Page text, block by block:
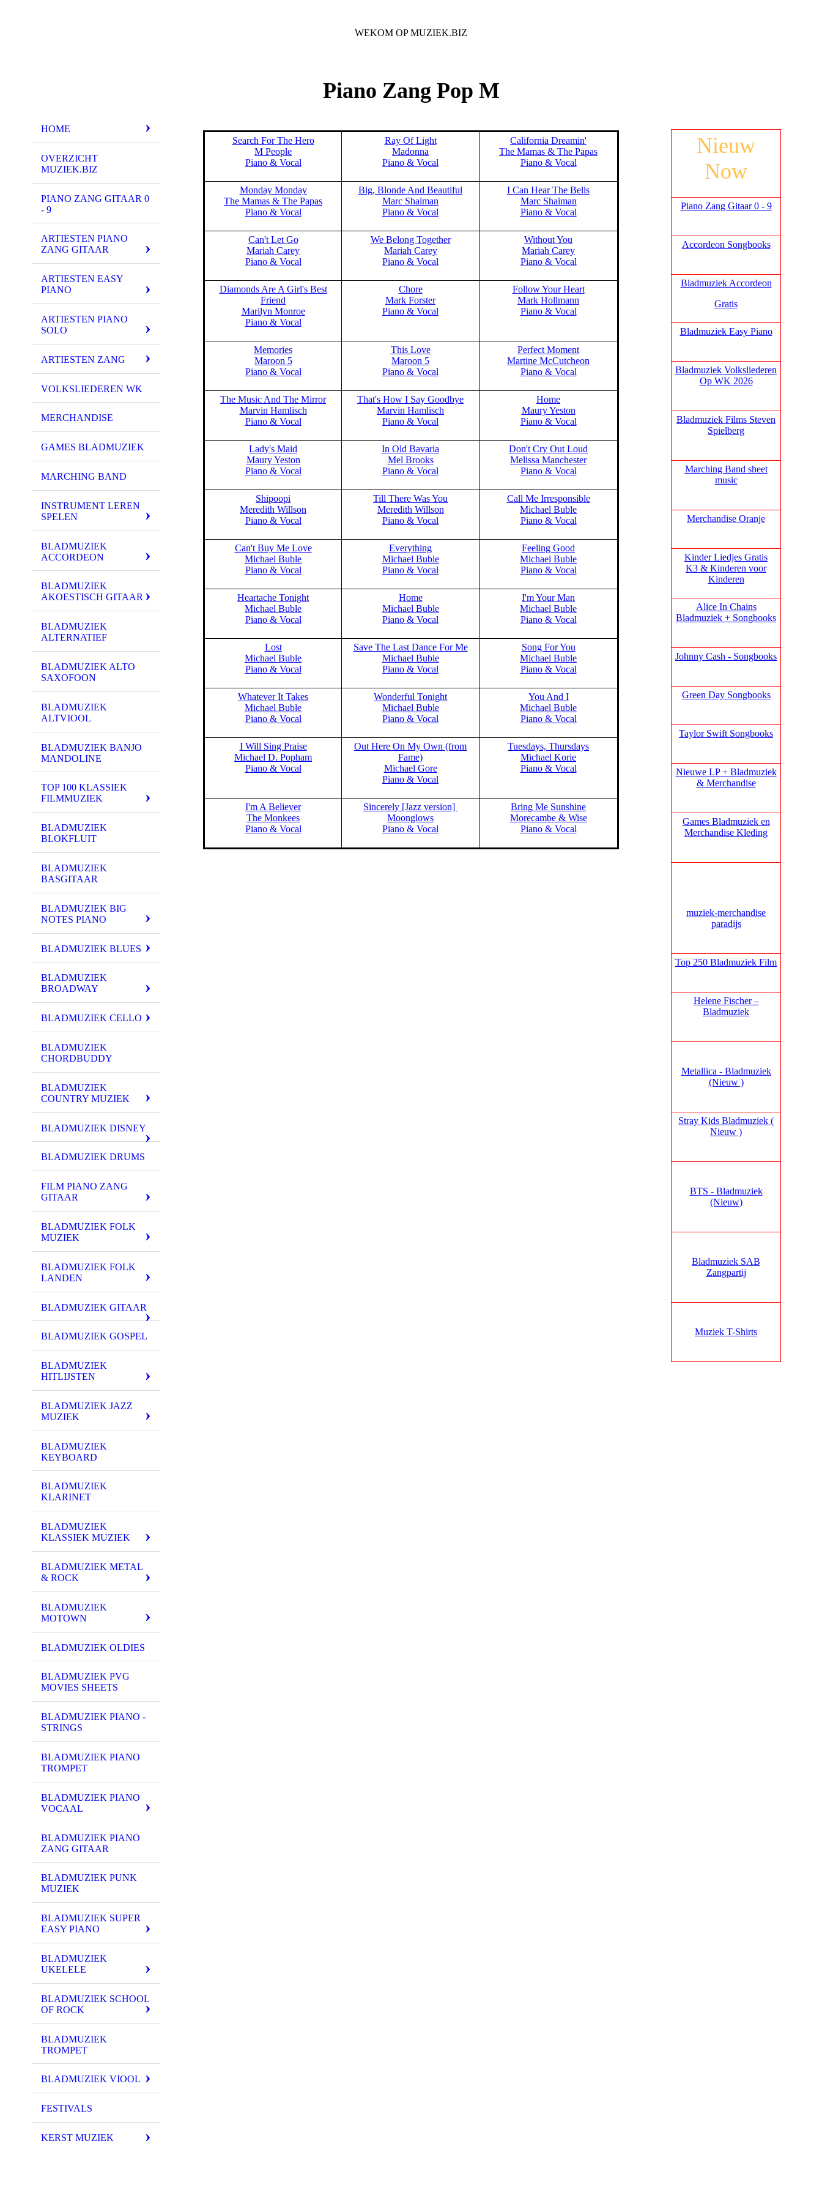
HOME
OVERZICHT
MUZIEK.BIZ
PIANO ZANG GITAAR 0
- 9
ARTIESTEN PIANO
ZANG GITAAR
ARTIESTEN EASY
PIANO
ARTIESTEN PIANO
SOLO
ARTIESTEN ZANG
VOLKSLIEDEREN WK
MERCHANDISE
GAMES BLADMUZIEK
MARCHING BAND
INSTRUMENT LEREN
SPELEN
BLADMUZIEK
ACCORDEON
BLADMUZIEK
AKOESTISCH GITAAR
BLADMUZIEK
ALTERNATIEF
BLADMUZIEK ALTO
SAXOFOON
BLADMUZIEK
ALTVIOOL
BLADMUZIEK BANJO
MANDOLINE
TOP 100 KLASSIEK
FILMMUZIEK
BLADMUZIEK
BLOKFLUIT
BLADMUZIEK
BASGITAAR
BLADMUZIEK BIG
NOTES PIANO
BLADMUZIEK BLUES
BLADMUZIEK
BROADWAY
BLADMUZIEK CELLO
BLADMUZIEK
CHORDBUDDY
BLADMUZIEK
COUNTRY MUZIEK
BLADMUZIEK DISNEY
BLADMUZIEK DRUMS
FILM PIANO ZANG
GITAAR
BLADMUZIEK FOLK
MUZIEK
BLADMUZIEK FOLK
LANDEN
BLADMUZIEK GITAAR
BLADMUZIEK GOSPEL
BLADMUZIEK
HITLIJSTEN
BLADMUZIEK JAZZ
MUZIEK
BLADMUZIEK
KEYBOARD
BLADMUZIEK
KLARINET
BLADMUZIEK
KLASSIEK MUZIEK
BLADMUZIEK METAL
& ROCK
BLADMUZIEK
MOTOWN
BLADMUZIEK OLDIES
BLADMUZIEK PVG
MOVIES SHEETS
BLADMUZIEK PIANO -
STRINGS
BLADMUZIEK PIANO
TROMPET
BLADMUZIEK PIANO
VOCAAL
BLADMUZIEK PIANO
ZANG GITAAR
BLADMUZIEK PUNK
MUZIEK
BLADMUZIEK SUPER
EASY PIANO
BLADMUZIEK
UKELELE
BLADMUZIEK SCHOOL
OF ROCK
BLADMUZIEK
TROMPET
BLADMUZIEK VIOOL
FESTIVALS
KERST MUZIEK
WEKOM OP MUZIEK.BIZ
Piano Zang Pop M
Search For The Hero
M People
Piano & Vocal
Ray Of Light
Madonna
Piano & Vocal
California Dreamin'
The Mamas & The Papas
Piano & Vocal
Monday Monday
The Mamas & The Papas
Piano & Vocal
Big, Blonde And Beautiful
Marc Shaiman
Piano & Vocal
I Can Hear The Bells
Marc Shaiman
Piano & Vocal
Can't Let Go
Mariah Carey
Piano & Vocal
We Belong Together
Mariah Carey
Piano & Vocal
Without You
Mariah Carey
Piano & Vocal
Diamonds Are A Girl's Best
Friend
Marilyn Monroe
Piano & Vocal
Chore
Mark Forster
Piano & Vocal
Follow Your Heart
Mark Hollmann
Piano & Vocal
Memories
Maroon 5
Piano & Vocal
This Love
Maroon 5
Piano & Vocal
Perfect Moment
Martine McCutcheon
Piano & Vocal
The Music And The Mirror
Marvin Hamlisch
Piano & Vocal
That's How I Say Goodbye
Marvin Hamlisch
Piano & Vocal
Home
Maury Yeston
Piano & Vocal
Lady's Maid
Maury Yeston
Piano & Vocal
In Old Bavaria
Mel Brooks
Piano & Vocal
Don't Cry Out Loud
Melissa Manchester
Piano & Vocal
Shipoopi
Meredith Willson
Piano & Vocal
Till There Was You
Meredith Willson
Piano & Vocal
Call Me Irresponsible
Michael Buble
Piano & Vocal
Can't Buy Me Love
Michael Buble
Piano & Vocal
Everything
Michael Buble
Piano & Vocal
Feeling Good
Michael Buble
Piano & Vocal
Heartache Tonight
Michael Buble
Piano & Vocal
Home
Michael Buble
Piano & Vocal
I'm Your Man
Michael Buble
Piano & Vocal
Lost
Michael Buble
Piano & Vocal
Save The Last Dance For Me
Michael Buble
Piano & Vocal
Song For You
Michael Buble
Piano & Vocal
Whatever It Takes
Michael Buble
Piano & Vocal
Wonderful Tonight
Michael Buble
Piano & Vocal
You And I
Michael Buble
Piano & Vocal
I Will Sing Praise
Michael D. Popham
Piano & Vocal
Out Here On My Own (from
Fame)
Michael Gore
Piano & Vocal
Tuesdays, Thursdays
Michael Korie
Piano & Vocal
I'm A Believer
The Monkees
Piano & Vocal
Sincerely [Jazz version]
Moonglows
Piano & Vocal
Bring Me Sunshine
Morecambe & Wise
Piano & Vocal
Nieuw
Now
Piano Zang Gitaar 0 - 9
Accordeon Songbooks
Bladmuziek Accordeon
Gratis
Bladmuziek Easy Piano
Bladmuziek Volksliederen
Op WK 2026
Bladmuziek Films Steven
Spielberg
Marching Band sheet
music
Merchandise Oranje
Kinder Liedjes Gratis
K3 & Kinderen voor
Kinderen
Alice In Chains
Bladmuziek + Songbooks
Johnny Cash - Songbooks
Green Day Songbooks
Taylor Swift Songbooks
Nieuwe LP + Bladmuziek
& Merchandise
Games Bladmuziek en
Merchandise Kleding
muziek‑merchandise
paradijs
Top 250 Bladmuziek Film
Helene Fischer –
Bladmuziek
Metallica - Bladmuziek
(Nieuw )
Stray Kids Bladmuziek (
Nieuw )
BTS - Bladmuziek
(Nieuw)
Bladmuziek SAB
Zangpartij
Muziek T-Shirts